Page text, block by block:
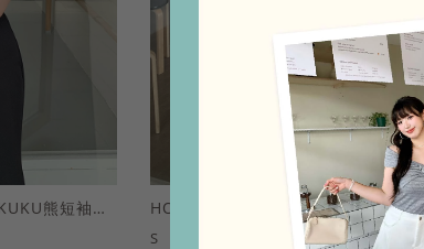
HOOLOOLOO聯名-口袋燙金KUKU熊短袖上衣 HOOLOOLOO聯名-KUKU熊蝴蝶結短
S